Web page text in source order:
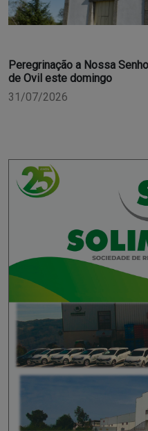
Peregrinação a Nossa
de Ovil este domingo
31/07/2026